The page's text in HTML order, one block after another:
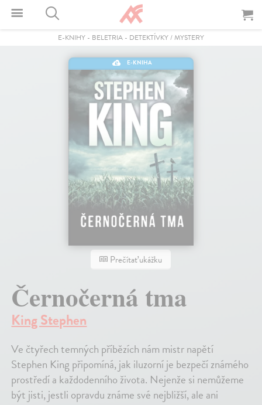
E-KNIHY - BELETRIA - DETEKTÍVKY / MYSTERY
E-KNIHA
Prečítať ukážku
Černočerná tma
King Stephen
Ve čtyřech temných příbězích nám mistr napětí
Stephen King připomíná, jak iluzorní je bezpečí známého
prostředí a každodenního života. Nejenže si nemůžeme
být jisti, jestli opravdu známe své nejbližší, ale ani